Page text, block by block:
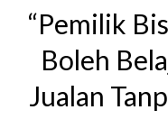
“Pemilik
Boleh
Jualan